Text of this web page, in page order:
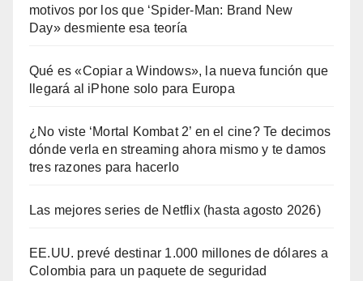
motivos por los que ‘Spider-Man: Brand New
Day» desmiente esa teoría
Qué es «Copiar a Windows», la nueva función que
llegará al iPhone solo para Europa
¿No viste ‘Mortal Kombat 2’ en el cine? Te decimos
dónde verla en streaming ahora mismo y te damos
tres razones para hacerlo
Las mejores series de Netflix (hasta agosto 2026)
EE.UU. prevé destinar 1.000 millones de dólares a
Colombia para un paquete de seguridad